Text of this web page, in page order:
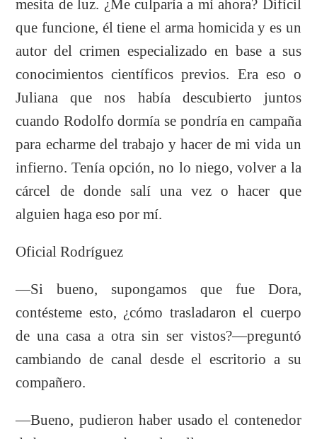
mesita de luz. ¿Me culparía a mí ahora? Difícil
que funcione, él tiene el arma homicida y es un
autor del crimen especializado en base a sus
conocimientos científicos previos. Era eso o
Juliana que nos había descubierto juntos
cuando Rodolfo dormía se pondría en campaña
para echarme del trabajo y hacer de mi vida un
infierno. Tenía opción, no lo niego, volver a la
cárcel de donde salí una vez o hacer que
alguien haga eso por mí.
Oficial Rodríguez
—Si bueno, supongamos que fue Dora,
contésteme esto, ¿cómo trasladaron el cuerpo
de una casa a otra sin ser vistos?—preguntó
cambiando de canal desde el escritorio a su
compañero.
—Bueno, pudieron haber usado el contenedor